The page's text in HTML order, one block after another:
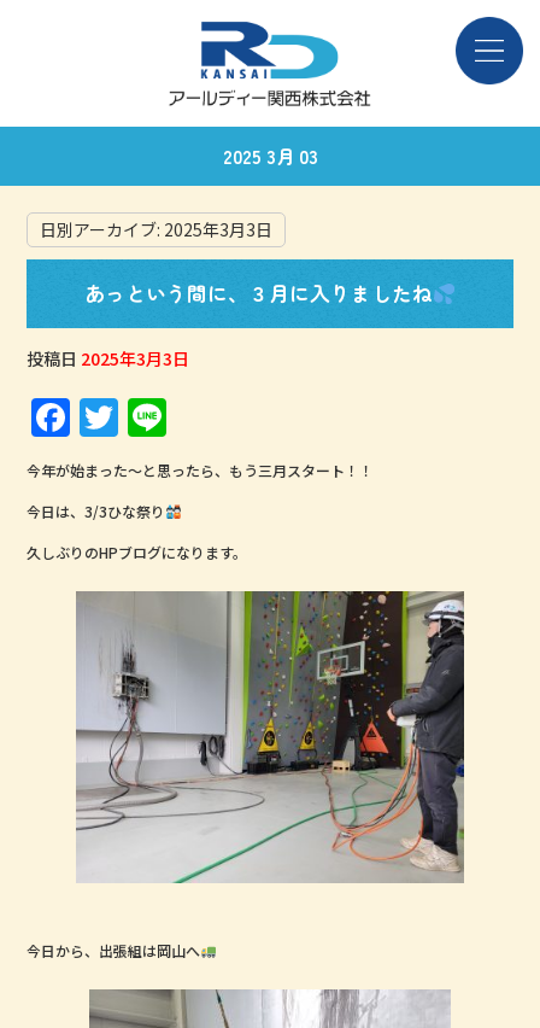
2025 3月 03
日別アーカイブ: 2025年3月3日
あっという間に、３月に入りましたね
投稿日 2025年3月3日
F
a
c
e
b
o
o
T
w
it
te
r
n
e
今年が始まった～と思ったら、もう三月スタート！！
今日は、3/3ひな祭り
久しぶりのHPブログになります。
今日から、出張組は岡山へ